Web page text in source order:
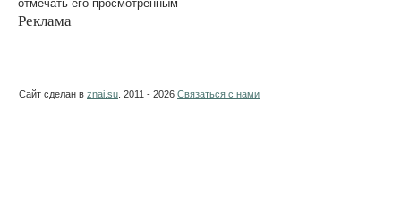
отмечать его просмотренным
Реклама
Сайт сделан в znai.su . 2011 - 2026 Связаться с нами